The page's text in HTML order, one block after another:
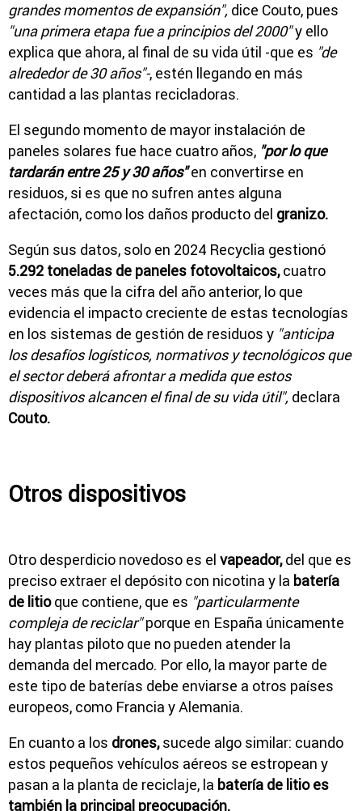
grandes momentos de expansión", dice Couto, pues
"una primera etapa fue a principios del 2000"y ello
explica que ahora, al final de su vida útil -que es "de
alrededor de 30 años"-, estén llegando en más
cantidad a las plantas recicladoras.
El segundo momento de mayor instalación de
paneles solares fue hace cuatro años, "por lo que
tardarán entre 25 y 30 años" en convertirse en
residuos, si es que no sufren antes alguna
afectación, como los daños producto del granizo.
Según sus datos, solo en 2024 Recyclia gestionó
5.292 toneladas de paneles fotovoltaicos,cuatro
veces más que la cifra del año anterior, lo que
evidencia el impacto creciente de estas tecnologías
en los sistemas de gestión de residuos y "anticipa
los desafíos logísticos, normativos y tecnológicos que
el sector deberá afrontar a medida que estos
dispositivos alcancen el final de su vida útil", declara
Couto.
Otros dispositivos
Otro desperdicio novedoso es el vapeador,del que es
preciso extraer el depósito con nicotina y la batería
de litioque contiene, que es "particularmente
compleja de reciclar"porque en España únicamente
hay plantas piloto que no pueden atender la
demanda del mercado. Por ello, la mayor parte de
este tipo de baterías debe enviarse a otros países
europeos, como Francia y Alemania.
En cuanto a los drones,sucede algo similar: cuando
estos pequeños vehículos aéreos se estropean y
pasan a la planta de reciclaje, la batería de litio es
también la principal preocupación.